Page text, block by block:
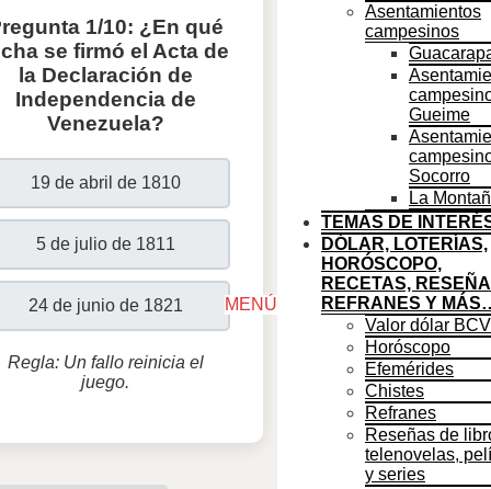
1/10: ¿En qué
se firmó el Acta de
la Declaración de
Independencia de
Venezuela?
19 de abril de 1810
5 de julio de 1811
24 de junio de 1821
Regla: Un fallo reinicia el
juego.
Scroll
Up
MENÚ
Asentamientos
campesinos
Gueime
Socorro
La
TEMAS DE
DÓLAR, LOTERÍAS,
HORÓSCOPO,
RECETAS,
REFRANES Y
Valor dólar BCV
Horóscopo
Efemérides
Chistes
Refranes
Reseñas de
telenovelas,
y series